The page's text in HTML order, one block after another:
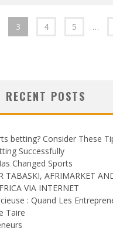
3 4 5 …
RECENT POSTS
betting? Consider These
Successfully
Changed Sports
TABASKI, AFRIMARKET
VIA INTERNET
: Quand Les
Taire